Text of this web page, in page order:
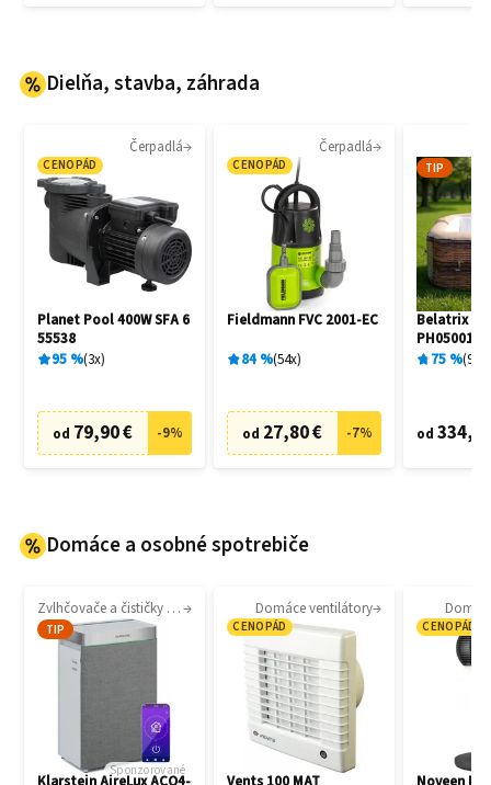
Dielňa, stavba, záhrada
Čerpadlá
CENOPÁD
Planet Pool 400W SFA 6
55538
95% 3x
od 79,90 € -9%
Čerpadlá
CENOPÁD
Fieldmann FVC 2001-EC
84% 54x
od 27,80 € -7%
TIP
Belatrix
PH050013S
75% 9
od
Domáce a osobné spotrebiče
Zvlhčovače a čističky vzduchu
TIP
Sponzorované
Domáce ventilátory
CENOPÁD CENOPÁD